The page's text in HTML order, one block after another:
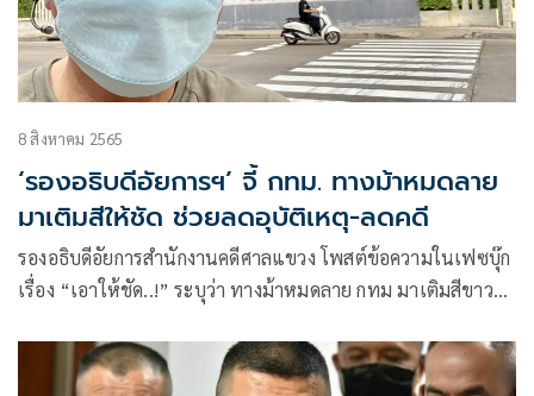
8 สิงหาคม 2565
‘รองอธิบดีอัยการฯ’ จี้ กทม. ทางม้าหมดลาย
มาเติมสีให้ชัด ช่วยลดอุบัติเหตุ-ลดคดี
รองอธิบดีอัยการสำนักงานคดีศาลแขวง โพสต์ข้อความในเฟซบุ๊ก
เรื่อง “เอาให้ชัด..!” ระบุว่า ทางม้าหมดลาย กทม มาเติมสีขาว